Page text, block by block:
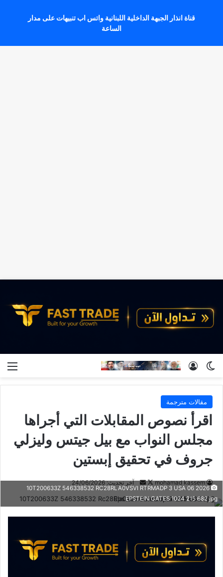
قناة انذار الجبهة الداخلية اللبنانية واتس اب تنبيهات على مدار
الساعة
الوضع المظلم
تسجيل الدخول
مقالات مترجمة
اقرأ نصوص المقابلات التي أجراها
مجلس النواب مع بيل جيتس وليزلي
جروف في تحقيق إبستين
mohamad kassem
تابع
X
أرسل
إلكترونيا
آخر تحديث: 24/06/2026
2026 06 10T200633Z 546338532 RC28RLA0VSVI RTRMADP 3 USA
EPSTEIN GATES 1024 215 682 jpg